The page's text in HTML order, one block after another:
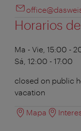
Horarios
Ma - Vie, 15:00 -
Sá, 12:00 - 17:00
closed on public
vacation
Mapa